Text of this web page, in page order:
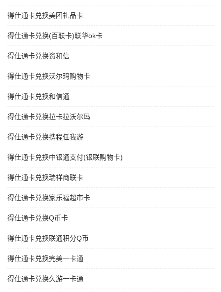
得仕通卡兑换美团礼品卡
得仕通卡兑换(百联卡)联华ok卡
得仕通卡兑换资和信
得仕通卡兑换沃尔玛购物卡
得仕通卡兑换和信通
得仕通卡兑换拉卡拉沃尔玛
得仕通卡兑换携程任我游
得仕通卡兑换中银通支付(银联购物卡)
得仕通卡兑换瑞祥商联卡
得仕通卡兑换家乐福超市卡
得仕通卡兑换Q币卡
得仕通卡兑换联通积分Q币
得仕通卡兑换完美一卡通
得仕通卡兑换久游一卡通